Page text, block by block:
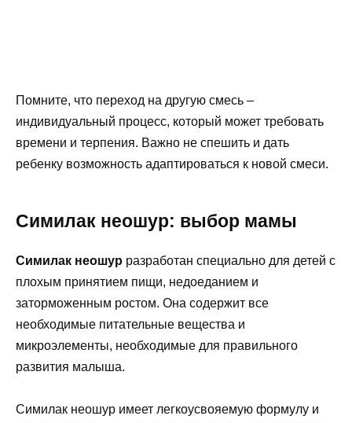
Помните, что переход на другую смесь –
индивидуальный процесс, который может требовать
времени и терпения. Важно не спешить и дать
ребенку возможность адаптироваться к новой смеси.
Симилак неошур: выбор мамы
Симилак неошур разработан специально для детей с
плохым принятием пищи, недоеданием и
заторможенным ростом. Она содержит все
необходимые питательные вещества и
микроэлементы, необходимые для правильного
развития малыша.
Симилак неошур имеет легкоусвояемую формулу и